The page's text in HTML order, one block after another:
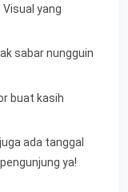
: Visual yang
sabar nungguin
buat kasih
ada tanggal
ya!